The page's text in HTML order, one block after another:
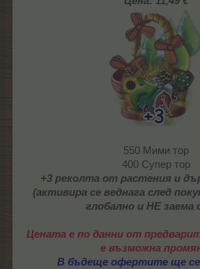
550 Мими тор
400 Супер тор
+3 реколта от растения и
(активира се веднага след
глобално и НЕ заема
Цената е по данни от
е възможна
В бъдеще офертите ще